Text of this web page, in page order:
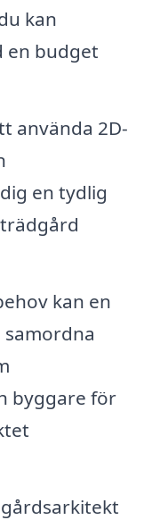
kan
en budget
använda 2D-
en tydlig
kan en
byggare för